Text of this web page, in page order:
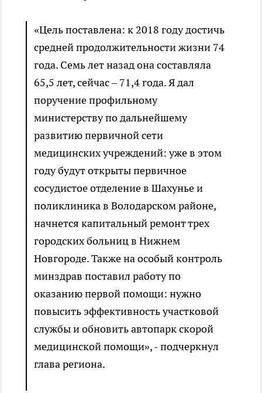
«Цель поставлена: к 2018 году достичь
средней продолжительности жизни 74
года. Семь лет назад она составляла
65,5 лет, сейчас – 71,4 года. Я дал
поручение профильному
министерству по дальнейшему
развитию первичной сети
медицинских учреждений: уже в этом
году будут открыты первичное
сосудистое отделение в Шахунье и
поликлиника в Володарском районе,
начнется капитальный ремонт трех
городских больниц в Нижнем
Новгороде. Также на особый контроль
минздрав поставил работу по
оказанию первой помощи: нужно
повысить эффективность участковой
службы и обновить автопарк скорой
медицинской помощи», - подчеркнул
глава региона.